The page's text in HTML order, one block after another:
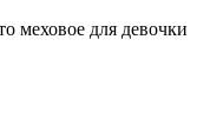
меховое для девочки